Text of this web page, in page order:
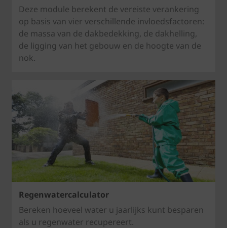
Deze module berekent de vereiste verankering
op basis van vier verschillende invloedsfactoren:
de massa van de dakbedekking, de dakhelling,
de ligging van het gebouw en de hoogte van de
nok.
Regenwatercalculator
Bereken hoeveel water u jaarlijks kunt besparen
als u regenwater recupereert.